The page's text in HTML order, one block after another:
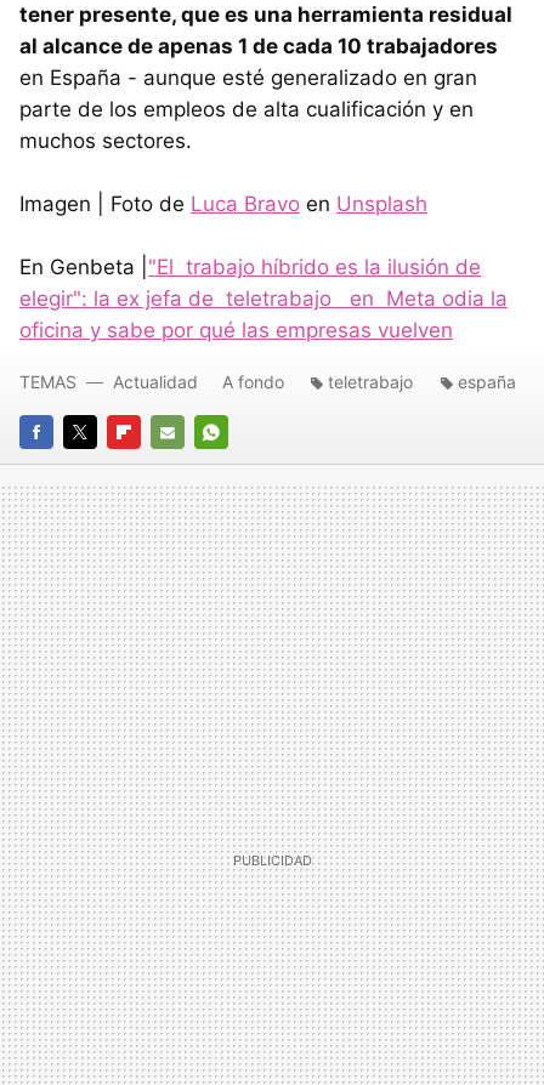
tener presente, que es una herramienta residual
al alcance de apenas 1 de cada 10 trabajadores
en España - aunque esté generalizado en gran
parte de los empleos de alta cualificación y en
muchos sectores.
Imagen | Foto de Luca Bravo en Unsplash
En Genbeta | "El trabajo híbrido es la ilusión de
elegir": la ex jefa de teletrabajo en Meta odia la
oficina y sabe por qué las empresas vuelven
FACEBOOK
TWITTERFLIPBOARD
E-
MAIL
WHATSAPP
TEMAS Actualidad A fondo teletrabajo españa